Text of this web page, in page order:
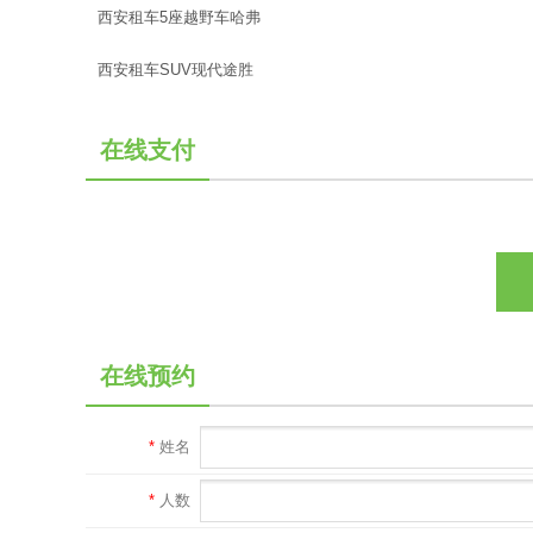
西安租车5座越野车哈弗
西安租车SUV现代途胜
在线支付
在线预约
* 姓名
* 人数